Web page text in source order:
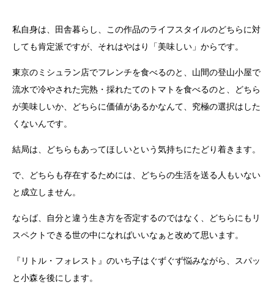
私自身は、田舎暮らし、この作品のライフスタイルのどちらに対
しても肯定派ですが、それはやはり「美味しい」からです。
東京のミシュラン店でフレンチを食べるのと、山間の登山小屋で
流水で冷やされた完熟・採れたてのトマトを食べるのと、どちら
が美味しいか、どちらに価値があるかなんて、究極の選択はした
くないんです。
結局は、どちらもあってほしいという気持ちにたどり着きます。
で、どちらも存在するためには、どちらの生活を送る人もいない
と成立しません。
ならば、自分と違う生き方を否定するのではなく、どちらにもリ
スペクトできる世の中になればいいなぁと改めて思います。
『リトル・フォレスト』のいち子はぐずぐず悩みながら、スパッ
と小森を後にします。